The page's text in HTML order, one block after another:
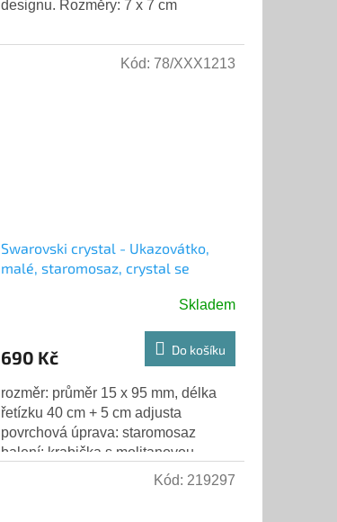
designu. Rozměry: 7 x 7 cm
Swarovski crystal - Ukazovátko,
malé, staromosaz, crystal se
Skladem
690 Kč Do košíku
rozměr: průměr 15 x 95 mm, délka
řetízku 40 cm + 5 cm adjusta
povrchová úprava: staromosaz
balení: krabička s molitanovou
Kód: 78/XXX1213
Kód: 219297